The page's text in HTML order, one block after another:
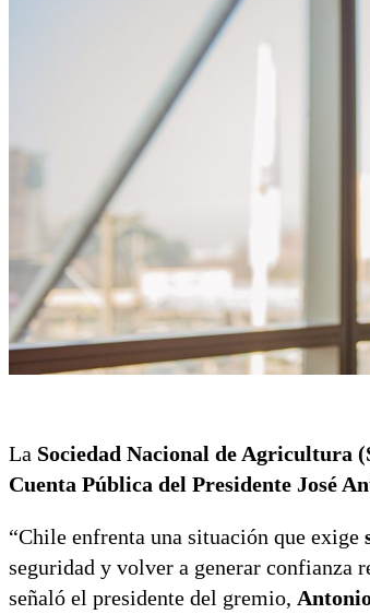
La Sociedad Nacional de Agricultura
Cuenta Pública del Presidente José
“Chile enfrenta una situación que exige
seguridad y volver a generar confianza
señaló el presidente del gremio,